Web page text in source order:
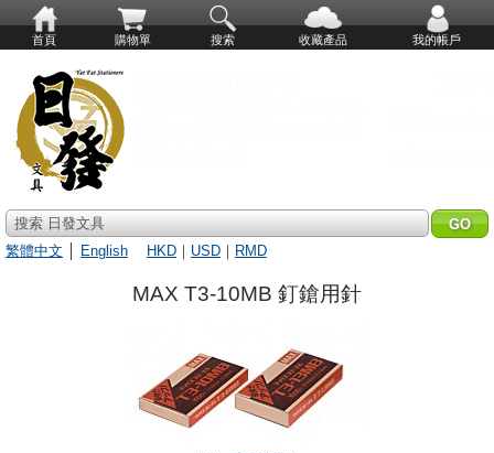
首頁 購物單 搜索 收藏產品 我的帳戶
搜索 日發文具
繁體中文
English HKD ｜ USD ｜ RMD
MAX T3-10MB 釘鎗用針